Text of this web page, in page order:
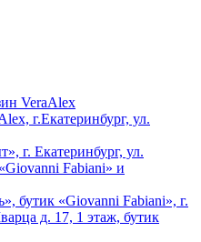
VeraAlex
г.Екатеринбург, ул.
г. Екатеринбург, ул.
Fabiani» и
бутик «Giovanni Fabiani», г.
д. 17, 1 этаж, бутик